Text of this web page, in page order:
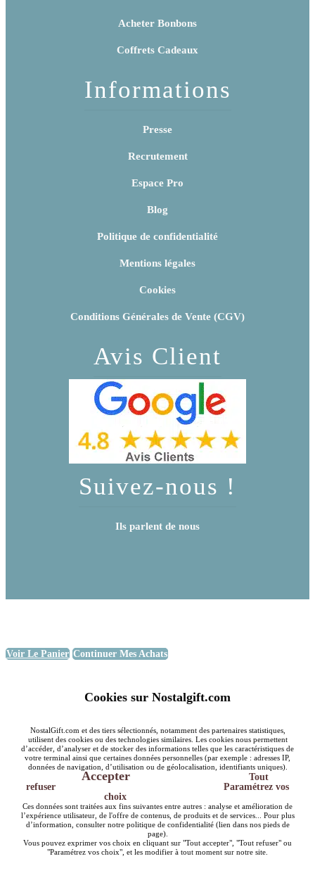
Acheter Bonbons
Coffrets Cadeaux
Informations
Presse
Recrutement
Espace Pro
Blog
Politique de confidentialité
Mentions légales
Cookies
Conditions Générales de Vente (CGV)
Avis Client
Suivez-nous !
Ils parlent de nous
Voir Le Panier Continuer Mes Achats
Cookies sur Nostalgift.com
NostalGift.com et des tiers sélectionnés, notamment des partenaires statistiques,
utilisent des cookies ou des technologies similaires. Les cookies nous permettent
d’accéder, d’analyser et de stocker des informations telles que les caractéristiques de
votre terminal ainsi que certaines données personnelles (par exemple : adresses IP,
données de navigation, d’utilisation ou de géolocalisation, identifiants uniques).
Accepter
Tout
refuser
Paramétrez vos
choix
Ces données sont traitées aux fins suivantes entre autres : analyse et amélioration de
l’expérience utilisateur, de l'offre de contenus, de produits et de services... Pour plus
d’information, consulter notre politique de confidentialité (lien dans nos pieds de
page).
Vous pouvez exprimer vos choix en cliquant sur "Tout accepter", "Tout refuser" ou
"Paramétrez vos choix", et les modifier à tout moment sur notre site.